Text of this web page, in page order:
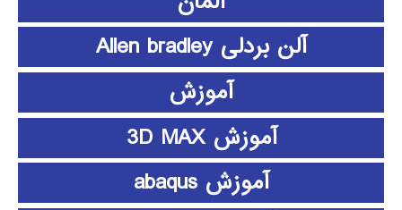
آلن بردلی Allen bradley
آموزش
آموزش 3D MAX
آموزش abaqus